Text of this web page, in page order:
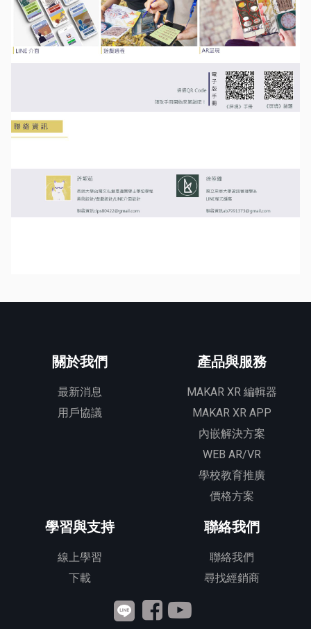
關於我們
最新消息
用戶協議
產品與服務
MAKAR XR 編輯器
MAKAR XR APP
內嵌解決方案
WEB AR/VR
學校教育推廣
價格方案
學習與支持
線上學習
下載
聯絡我們
聯絡我們
尋找經銷商